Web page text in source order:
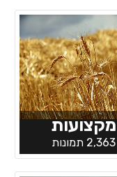
מקצועות
2,363 תמונות